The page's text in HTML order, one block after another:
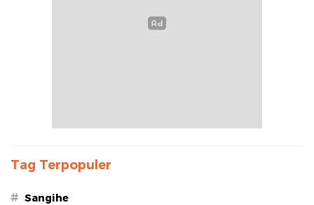
Tag Terpopuler
# Sangihe